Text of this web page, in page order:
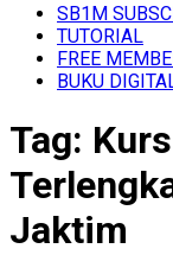
SB1M
TUTORIAL
FREE
BUKU
Tag:
Jaktim